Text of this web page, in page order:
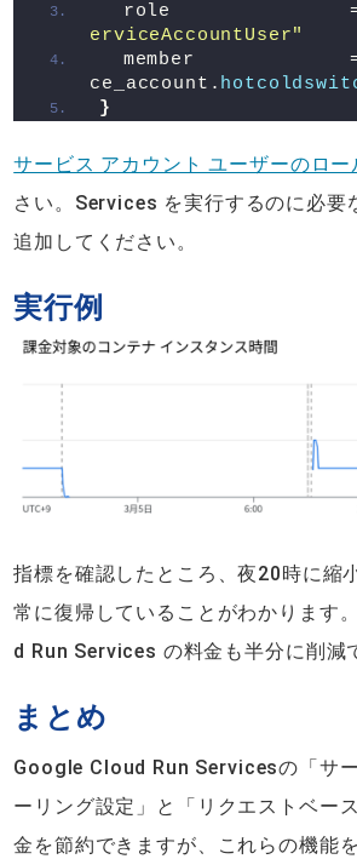
role
erviceAccountUser"
member
ce_account.
}
サービス アカウント ユーザーのロー
さい。Services を実行するのに必要
追加してください。
実行例
指標を確認したところ、夜20時に縮
常に復帰していることがわかります
d Run Services の料金も半分に削減
まとめ
Google Cloud Run Servicesの「サ
ーリング設定」と「リクエストベー
金を節約できますが、これらの機能